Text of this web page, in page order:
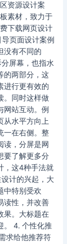
资源设计案
素材，致力于
下载网页设计
页面设计案例
没有不同的
屏幕，也指水
的两部分，这
进行更有效的
。同时这样做
网站互动。例
从水平方向上
一在右侧。整
读，分屏是网
要了解更多分
，这4种手法就
计的兴起，大
中特别受欢
读性，并改善
果。大标题在
。 4. 个性化推
求给他推荐符